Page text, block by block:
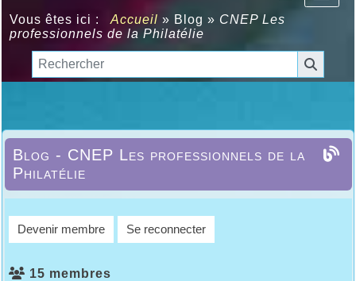
Vous êtes ici : Accueil » Blog » CNEP Les
professionnels de la Philatélie
Blog - CNEP Les professionnels de la
Philatélie
Devenir membre Se reconnecter
15 membres